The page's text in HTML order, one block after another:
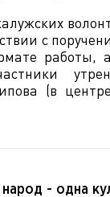
с
работы,
(в
- одна